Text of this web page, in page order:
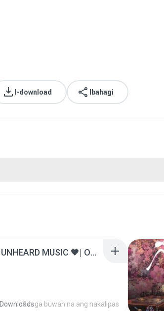
I-download Ibahagi
ไม่มีใครรู้ตัวเรา– UNHEARD MUSIC 🖤| Official Lyric Video | เพลงสู้ชีวิต
Downloads3 mga buwan na ang nakalipas